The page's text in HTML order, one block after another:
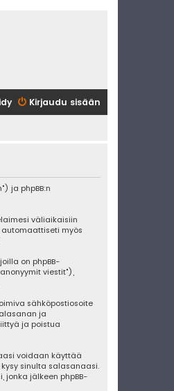
Kirjaudu sisään
ja phpBB:n
väliaikaisiin
myös
on phpBB-
viestit"),
sähköpostiosoite
ja
ja poistua
voidaan käyttää
sinulta salasanaasi.
jonka jälkeen phpBB-